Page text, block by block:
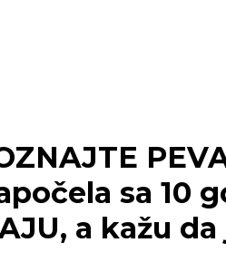
sa 10
a kažu da